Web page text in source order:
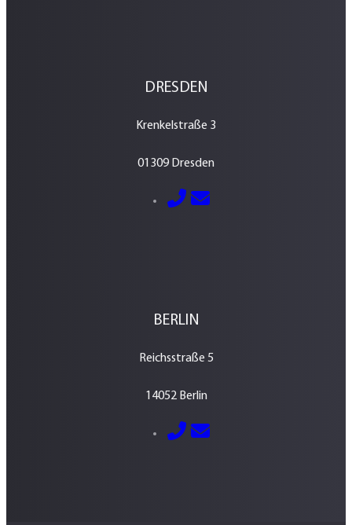
DRESDEN
Krenkelstraße 3
01309 Dresden
0351 – 213 037 70
E-Mail senden
BERLIN
Reichsstraße 5
14052 Berlin
030 – 700 800 760
E-Mail senden